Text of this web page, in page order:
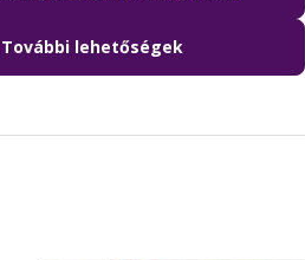
irodánk!
További lehetőségek